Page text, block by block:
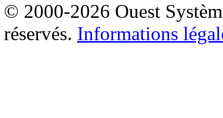
© 2000-2026 Ouest
réservés. Informations